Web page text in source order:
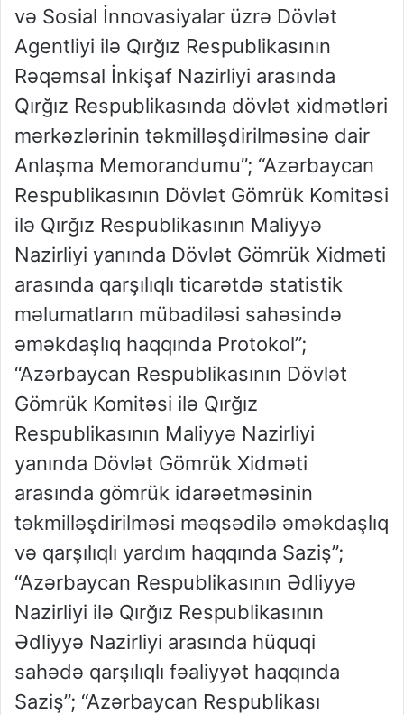
və Sosial İnnovasiyalar üzrə Dövlət
Agentliyi ilə Qırğız Respublikasının
Rəqəmsal İnkişaf Nazirliyi arasında
Qırğız Respublikasında dövlət xidmətləri
mərkəzlərinin təkmilləşdirilməsinə dair
Anlaşma Memorandumu”; “Azərbaycan
Respublikasının Dövlət Gömrük Komitəsi
ilə Qırğız Respublikasının Maliyyə
Nazirliyi yanında Dövlət Gömrük Xidməti
arasında qarşılıqlı ticarətdə statistik
məlumatların mübadiləsi sahəsində
əməkdaşlıq haqqında Protokol”;
“Azərbaycan Respublikasının Dövlət
Gömrük Komitəsi ilə Qırğız
Respublikasının Maliyyə Nazirliyi
yanında Dövlət Gömrük Xidməti
arasında gömrük idarəetməsinin
təkmilləşdirilməsi məqsədilə əməkdaşlıq
və qarşılıqlı yardım haqqında Saziş”;
“Azərbaycan Respublikasının Ədliyyə
Nazirliyi ilə Qırğız Respublikasının
Ədliyyə Nazirliyi arasında hüquqi
sahədə qarşılıqlı fəaliyyət haqqında
Saziş”; “Azərbaycan Respublikası